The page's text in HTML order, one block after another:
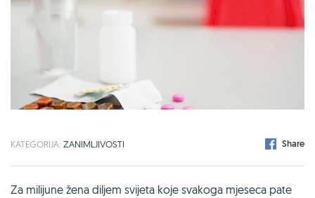
KATEGORIJA: ZANIMLJIVOSTI Share
Za milijune žena diljem svijeta koje svakoga mjeseca pate